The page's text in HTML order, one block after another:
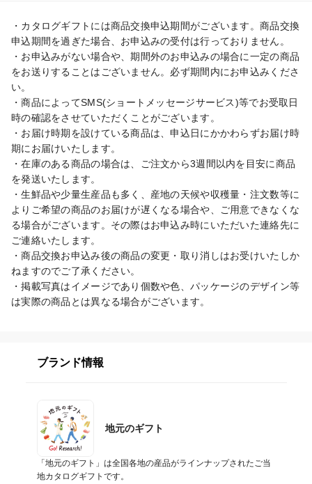
・カタログギフトには商品交換申込期間がございます。商品交換
申込期間を過ぎた場合、お申込みの受付は行っておりません。
・お申込みがない場合や、期間外のお申込みの場合に一定の商品
をお送りすることはございません。必ず期間内にお申込みくださ
い。
・商品によってSMS(ショートメッセージサービス)等でお受取日
時の確認をさせていただくことがございます。
・お届け時期を設けている商品は、申込日にかかわらずお届け時
期にお届けいたします。
・在庫のある商品の場合は、ご注文から3週間以内を目安に商品
を発送いたします。
・生鮮品や少量生産品も多く、産地の天候や収穫量・注文数等に
よりご希望の商品のお届けが遅くなる場合や、ご用意できなくな
る場合がございます。その際はお申込み時にいただいた連絡先に
ご連絡いたします。
・商品交換お申込み後の商品の変更・取り消しはお受けいたしか
ねますのでご了承ください。
・掲載写真はイメージであり個数や色、パッケージのデザイン等
は実際の商品とは異なる場合がございます。
ブランド情報
地元のギフト
「地元のギフト」は全国各地の産品がラインナップされたご当
地カタログギフトです。